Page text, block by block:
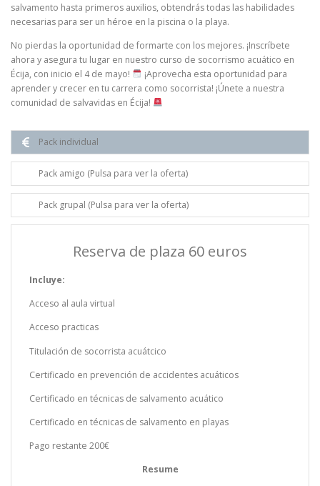
salvamento hasta primeros auxilios, obtendrás todas las habilidades
necesarias para ser un héroe en la piscina o la playa.
No pierdas la oportunidad de formarte con los mejores. ¡Inscríbete
ahora y asegura tu lugar en nuestro curso de socorrismo acuático en
Écija, con inicio el 4 de mayo!
¡Aprovecha esta oportunidad para
aprender y crecer en tu carrera como socorrista! ¡Únete a nuestra
comunidad de salvavidas en Écija!
Pack individual
Pack amigo (Pulsa para ver la oferta)
Pack grupal (Pulsa para ver la oferta)
Reserva de plaza 60 euros
Incluye:
Acceso al aula virtual
Acceso practicas
Titulación de socorrista acuátcico
Certificado en prevención de accidentes acuáticos
Certificado en técnicas de salvamento acuático
Certificado en técnicas de salvamento en playas
Pago restante 200€
Resume